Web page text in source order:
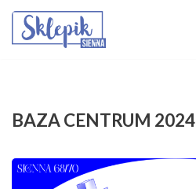
Przejdź
BAZA CENTRUM 2024